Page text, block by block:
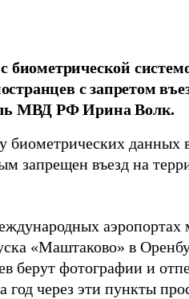
с запретом
МВД РФ Ирина Волк.
биометрических данных
запрещен въезд на
аэропортах
«Маштаково» в
берут фотографии и
через эти пункты